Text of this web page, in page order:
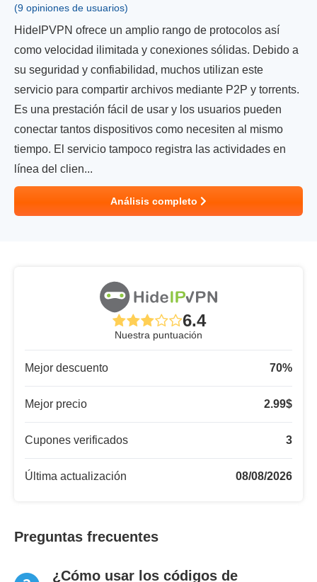
(9 opiniones de usuarios)
HideIPVPN ofrece un amplio rango de protocolos así
como velocidad ilimitada y conexiones sólidas. Debido a
su seguridad y confiabilidad, muchos utilizan este
servicio para compartir archivos mediante P2P y torrents.
Es una prestación fácil de usar y los usuarios pueden
conectar tantos dispositivos como necesiten al mismo
tiempo. El servicio tampoco registra las actividades en
línea del clien...
Análisis completo
6.4
Nuestra puntuación
Mejor descuento 70%
Mejor precio 2.99$
Cupones verificados 3
Última actualización 08/08/2026
Preguntas frecuentes
¿Cómo usar los códigos de